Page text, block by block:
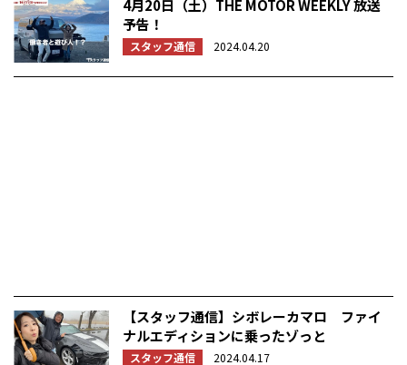
4月20日（土）THE MOTOR WEEKLY 放送
予告！
スタッフ通信 2024.04.20
【スタッフ通信】シボレーカマロ ファイ
ナルエディションに乗ったゾっと
スタッフ通信 2024.04.17